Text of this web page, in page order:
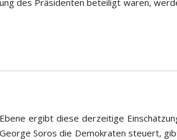
des Präsidenten beteiligt waren,
ergibt diese derzeitige
Soros die Demokraten steuert,